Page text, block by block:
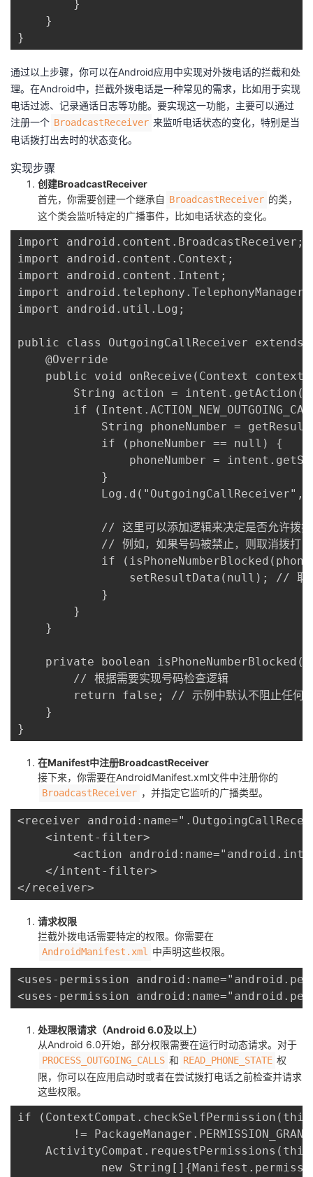
        }
    }
}
通过以上步骤，你可以在Android应用中实现对外拨电话的拦截和处
理。在Android中，拦截外拨电话是一种常见的需求，比如用于实现
电话过滤、记录通话日志等功能。要实现这一功能，主要可以通过
注册一个​ ​BroadcastReceiver​ ​来监听电话状态的变化，特别是当
电话拨打出去时的状态变化。
实现步骤
创建BroadcastReceiver
首先，你需要创建一个继承自 BroadcastReceiver 的类，
这个类会监听特定的广播事件，比如电话状态的变化。
import android.content.BroadcastReceiver;
import android.content.Context;
import android.content.Intent;
import android.telephony.TelephonyManager;
import android.util.Log;
public class OutgoingCallReceiver extends
    @Override
public void onReceive(Context
String action =
if
String phoneNumber =
            if (phoneNumber == null) {
phoneNumber =
            }
Log.d("OutgoingCallReceiver",
// 这里可以添加逻辑来决定是否允许拨
            // 例如，如果号码被禁止，则取消拨打
if
setResultData(null); // 取
            }
        }
    }
private boolean
        // 根据需要实现号码检查逻辑
return false; // 示例中默认不阻止任何
    }
}
在Manifest中注册BroadcastReceiver
接下来，你需要在AndroidManifest.xml文件中注册你的
BroadcastReceiver ，并指定它监听的广播类型。
<receiver
    <intent-filter>
<action
    </intent-filter>
</receiver>
请求权限
拦截外拨电话需要特定的权限。你需要在
AndroidManifest.xml 中声明这些权限。
<uses-permission
<uses-permission
处理权限请求（Android 6.0及以上）
从Android 6.0开始，部分权限需要在运行时动态请求。对于
PROCESS_OUTGOING_CALLS 和 READ_PHONE_STATE 权
限，你可以在应用启动时或者在尝试拨打电话之前检查并请求
这些权限。
if (ContextCompat.checkSelfPermission(this,
!=
new